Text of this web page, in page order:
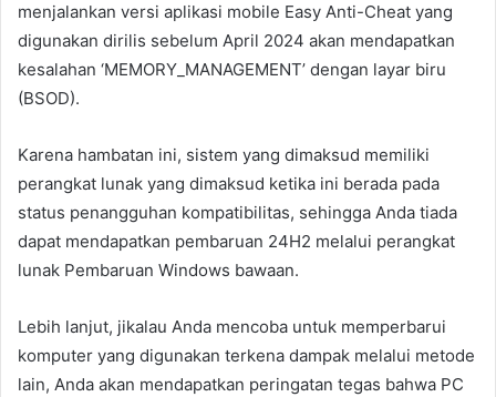
menjalankan versi aplikasi mobile Easy Anti-Cheat yang
digunakan dirilis sebelum April 2024 akan mendapatkan
kesalahan ‘MEMORY_MANAGEMENT’ dengan layar biru
(BSOD).
Karena hambatan ini, sistem yang dimaksud memiliki
perangkat lunak yang dimaksud ketika ini berada pada
status penangguhan kompatibilitas, sehingga Anda tiada
dapat mendapatkan pembaruan 24H2 melalui perangkat
lunak Pembaruan Windows bawaan.
Lebih lanjut, jikalau Anda mencoba untuk memperbarui
komputer yang digunakan terkena dampak melalui metode
lain, Anda akan mendapatkan peringatan tegas bahwa PC